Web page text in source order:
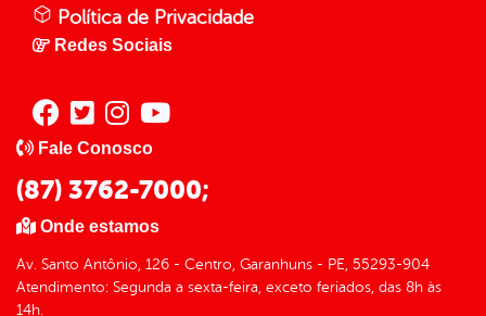
Política de Privacidade
Redes Sociais
Fale Conosco
(87) 3762-7000;
Onde estamos
Av. Santo Antônio, 126 - Centro, Garanhuns - PE, 55293-904
Atendimento: Segunda a sexta-feira, exceto feriados, das 8h às
14h.